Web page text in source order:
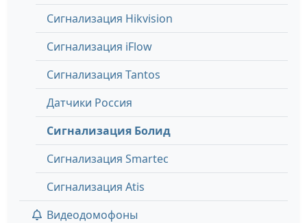
Сигнализация Hikvision
Сигнализация iFlow
Сигнализация Tantos
Датчики Россия
Сигнализация Болид
Сигнализация Smartec
Сигнализация Atis
Видеодомофоны